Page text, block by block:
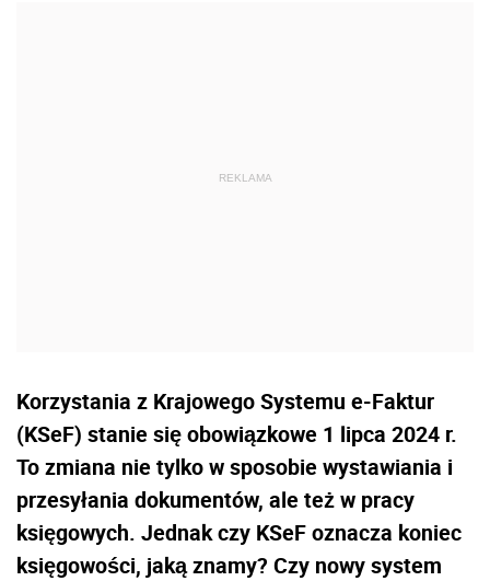
Korzystania z Krajowego Systemu e-Faktur
(KSeF) stanie się obowiązkowe 1 lipca 2024 r.
To zmiana nie tylko w sposobie wystawiania i
przesyłania dokumentów, ale też w pracy
księgowych. Jednak czy KSeF oznacza koniec
księgowości, jaką znamy? Czy nowy system